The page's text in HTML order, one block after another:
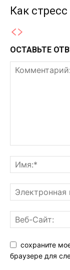
Как
ОСТАВЬТЕ
сохраните
браузере для